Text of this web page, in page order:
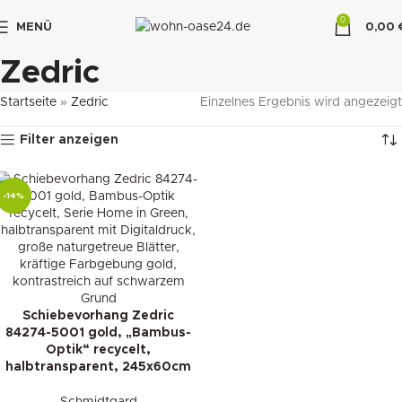
MENÜ
0
0,00
Zedric
Startseite » Zedric Einzelnes Ergebnis wird angezeigt
Filter anzeigen
-14%
Schiebevorhang Zedric
84274-5001 gold, „Bambus-
Optik“ recycelt,
halbtransparent, 245x60cm